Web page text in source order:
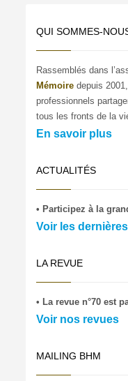
QUI SOMMES-
Rassemblés dans
Mémoire depuis
professionnels
tous les fronts de la
En savoir plus
ACTUALITÉS
• Participez à la
Voir les
LA REVUE
• La revue n°70 est
Voir nos revues
MAILING BHM